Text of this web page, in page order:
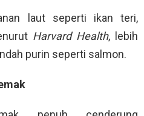
laut seperti ikan teri,
Harvard Health, lebih
purin seperti salmon.